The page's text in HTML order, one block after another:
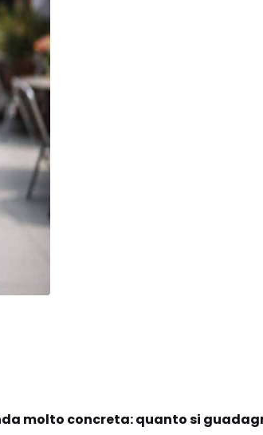
molto concreta: quanto si